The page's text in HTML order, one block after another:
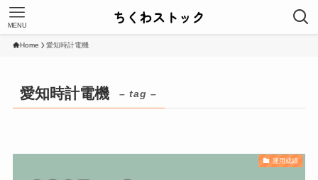
MENU
Home 愛知時計電機
愛知時計電機 – tag –
運用成績